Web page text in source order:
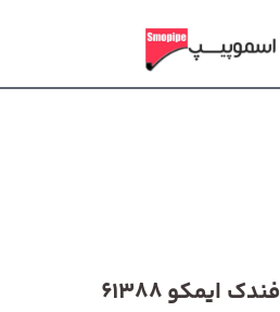
فندک ایمکو 61388